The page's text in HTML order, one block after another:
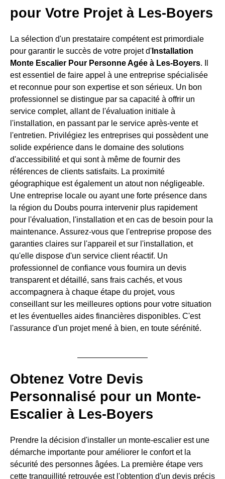
pour Votre Projet à Les-Boyers
La sélection d'un prestataire compétent est primordiale
pour garantir le succès de votre projet d' Installation
Monte Escalier Pour Personne Agée à Les-Boyers. Il
est essentiel de faire appel à une entreprise spécialisée
et reconnue pour son expertise et son sérieux. Un bon
professionnel se distingue par sa capacité à offrir un
service complet, allant de l'évaluation initiale à
l'installation, en passant par le service après-vente et
l'entretien. Privilégiez les entreprises qui possèdent une
solide expérience dans le domaine des solutions
d'accessibilité et qui sont à même de fournir des
références de clients satisfaits. La proximité
géographique est également un atout non négligeable.
Une entreprise locale ou ayant une forte présence dans
la région du Doubs pourra intervenir plus rapidement
pour l'évaluation, l'installation et en cas de besoin pour la
maintenance. Assurez-vous que l'entreprise propose des
garanties claires sur l'appareil et sur l'installation, et
qu'elle dispose d'un service client réactif. Un
professionnel de confiance vous fournira un devis
transparent et détaillé, sans frais cachés, et vous
accompagnera à chaque étape du projet, vous
conseillant sur les meilleures options pour votre situation
et les éventuelles aides financières disponibles. C'est
l'assurance d'un projet mené à bien, en toute sérénité.
Obtenez Votre Devis
Personnalisé pour un Monte-
Escalier à Les-Boyers
Prendre la décision d'installer un monte-escalier est une
démarche importante pour améliorer le confort et la
sécurité des personnes âgées. La première étape vers
cette tranquillité retrouvée est l'obtention d'un devis précis